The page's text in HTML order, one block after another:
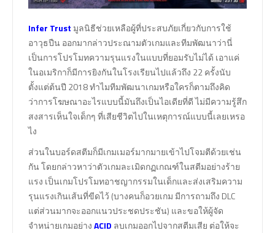
Infer Trust มูลนิธีช่วยเหลือผู้ที่ประสบภัยเกี่ยวกับการใช้
อาวุธปืน ออกมากล่าวประณามตัวเกมและทีมพัฒนาว่านี่
เป็นการโปรโมทความรุนแรงในแบบที่ยอมรับไม่ได้ เอาแค่
ในอเมริกาก็มีการยิงกันในโรงเรียนไปแล้วถึง 22 ครั้งนับ
ตั้งแต่ต้นปี 2018 ทำไมทีมพัฒนาเกมหรือใครก็ตามถึงคิด
ว่าการโฆษณาอะไรแบบนี้มันถึงเป็นไอเดียที่ดี ไม่มีความรู้สึก
สงสารเห็นใจเด็กๆ ที่เสียชีวิตไปในเหตุการณ์แบบนี้เลยเหรอ
ไง
ส่วนในบอร์ดสตีมก็มีเกมเมอร์มากมายเข้าไปโจมตีด้วยเช่น
กัน โดยกล่าวหาว่าตัวเกมละเมิดกฏเกณฑ์ในสตีมอย่างร้าย
แรง เป็นเกมโปรโมทอาชญากรรมในเด็กและส่งเสริมความ
รุนแรงเกินเส้นที่ขีดไว้ (บางคนก็อวยเกม มีการถามถึง DLC
แต่ส่วนมากจะออกแนวประชดประชัน) และขอให้ผู้จัด
จำหน่ายเกมอย่างACID ลบเกมออกไปจากสตีมเสีย ต่อให้จะ